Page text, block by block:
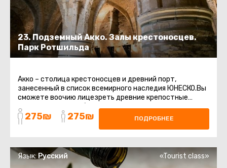
23. Подземный Акко. Залы крестоносцев.
Парк Ротшильда
Акко – столица крестоносцев и древний порт,
занесенный в список всемирного наследия ЮНЕСКО.Вы
сможете воочию лицезреть древние крепостные
стены, восточный базар, старинные ...
275₪ 275₪ ПОДРОБНЕЕ
Язык: Русский «Tourist class»